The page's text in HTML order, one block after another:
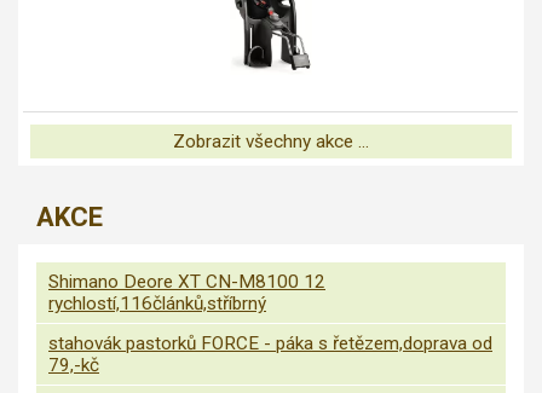
Zobrazit všechny akce ...
AKCE
Shimano Deore XT CN-M8100 12
rychlostí,116článků,stříbrný
stahovák pastorků FORCE - páka s řetězem,doprava od
79,-kč